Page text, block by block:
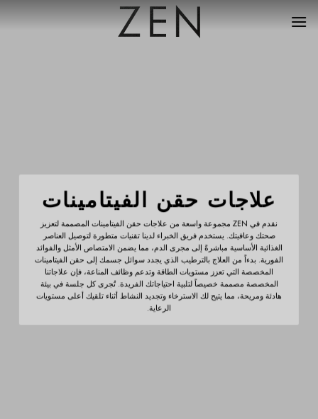
للمحتوى
علاجات حقن الفيتامينات
نقدم في ZEN مجموعة واسعة من علاجات حقن الفيتامينات المصممة لتعزيز
صحتك وعافيتك. يستخدم فريق الخبراء لدينا تقنيات متطورة لتوصيل العناصر
الغذائية الأساسية مباشرةً إلى مجرى الدم، مما يضمن الامتصاص الأمثل والفوائد
الفورية. بدءاً من العلاج بالترطيب الذي يجدد سوائل جسمك إلى حقن الفيتامينات
المخصصة التي تعزز مستويات الطاقة وتدعم وظائف المناعة، فإن علاجاتنا
المخصصة مصممة خصيصاً لتلبية احتياجاتك الفريدة. تُجرى كل جلسة في بيئة
هادئة ومريحة، مما يتيح لك الاسترخاء وتجديد النشاط أثناء تلقيك أعلى مستويات
الرعاية.